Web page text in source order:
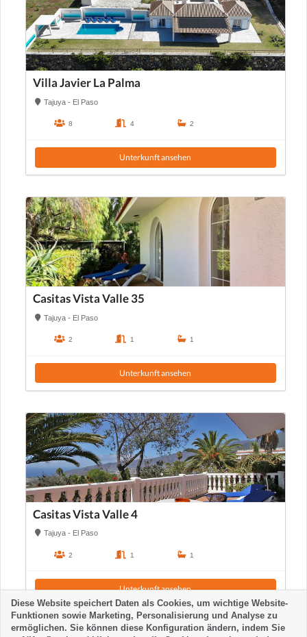
Villa Javier La Palma
Tajuya - El Paso
8 4 2
Unterkunft ansehen
Casitas Vista Valle 35
Tajuya - El Paso
2 1 1
Unterkunft ansehen
Casitas Vista Valle 4
Tajuya - El Paso
2 1 1
Unterkunft ansehen
Diese Website speichert Daten als Cookies, um wichtige Website-
Funktionen sowie Marketing, Personalisierung und Analyse zu
ermöglichen. Sie können diese Konfiguration ändern, indem Sie